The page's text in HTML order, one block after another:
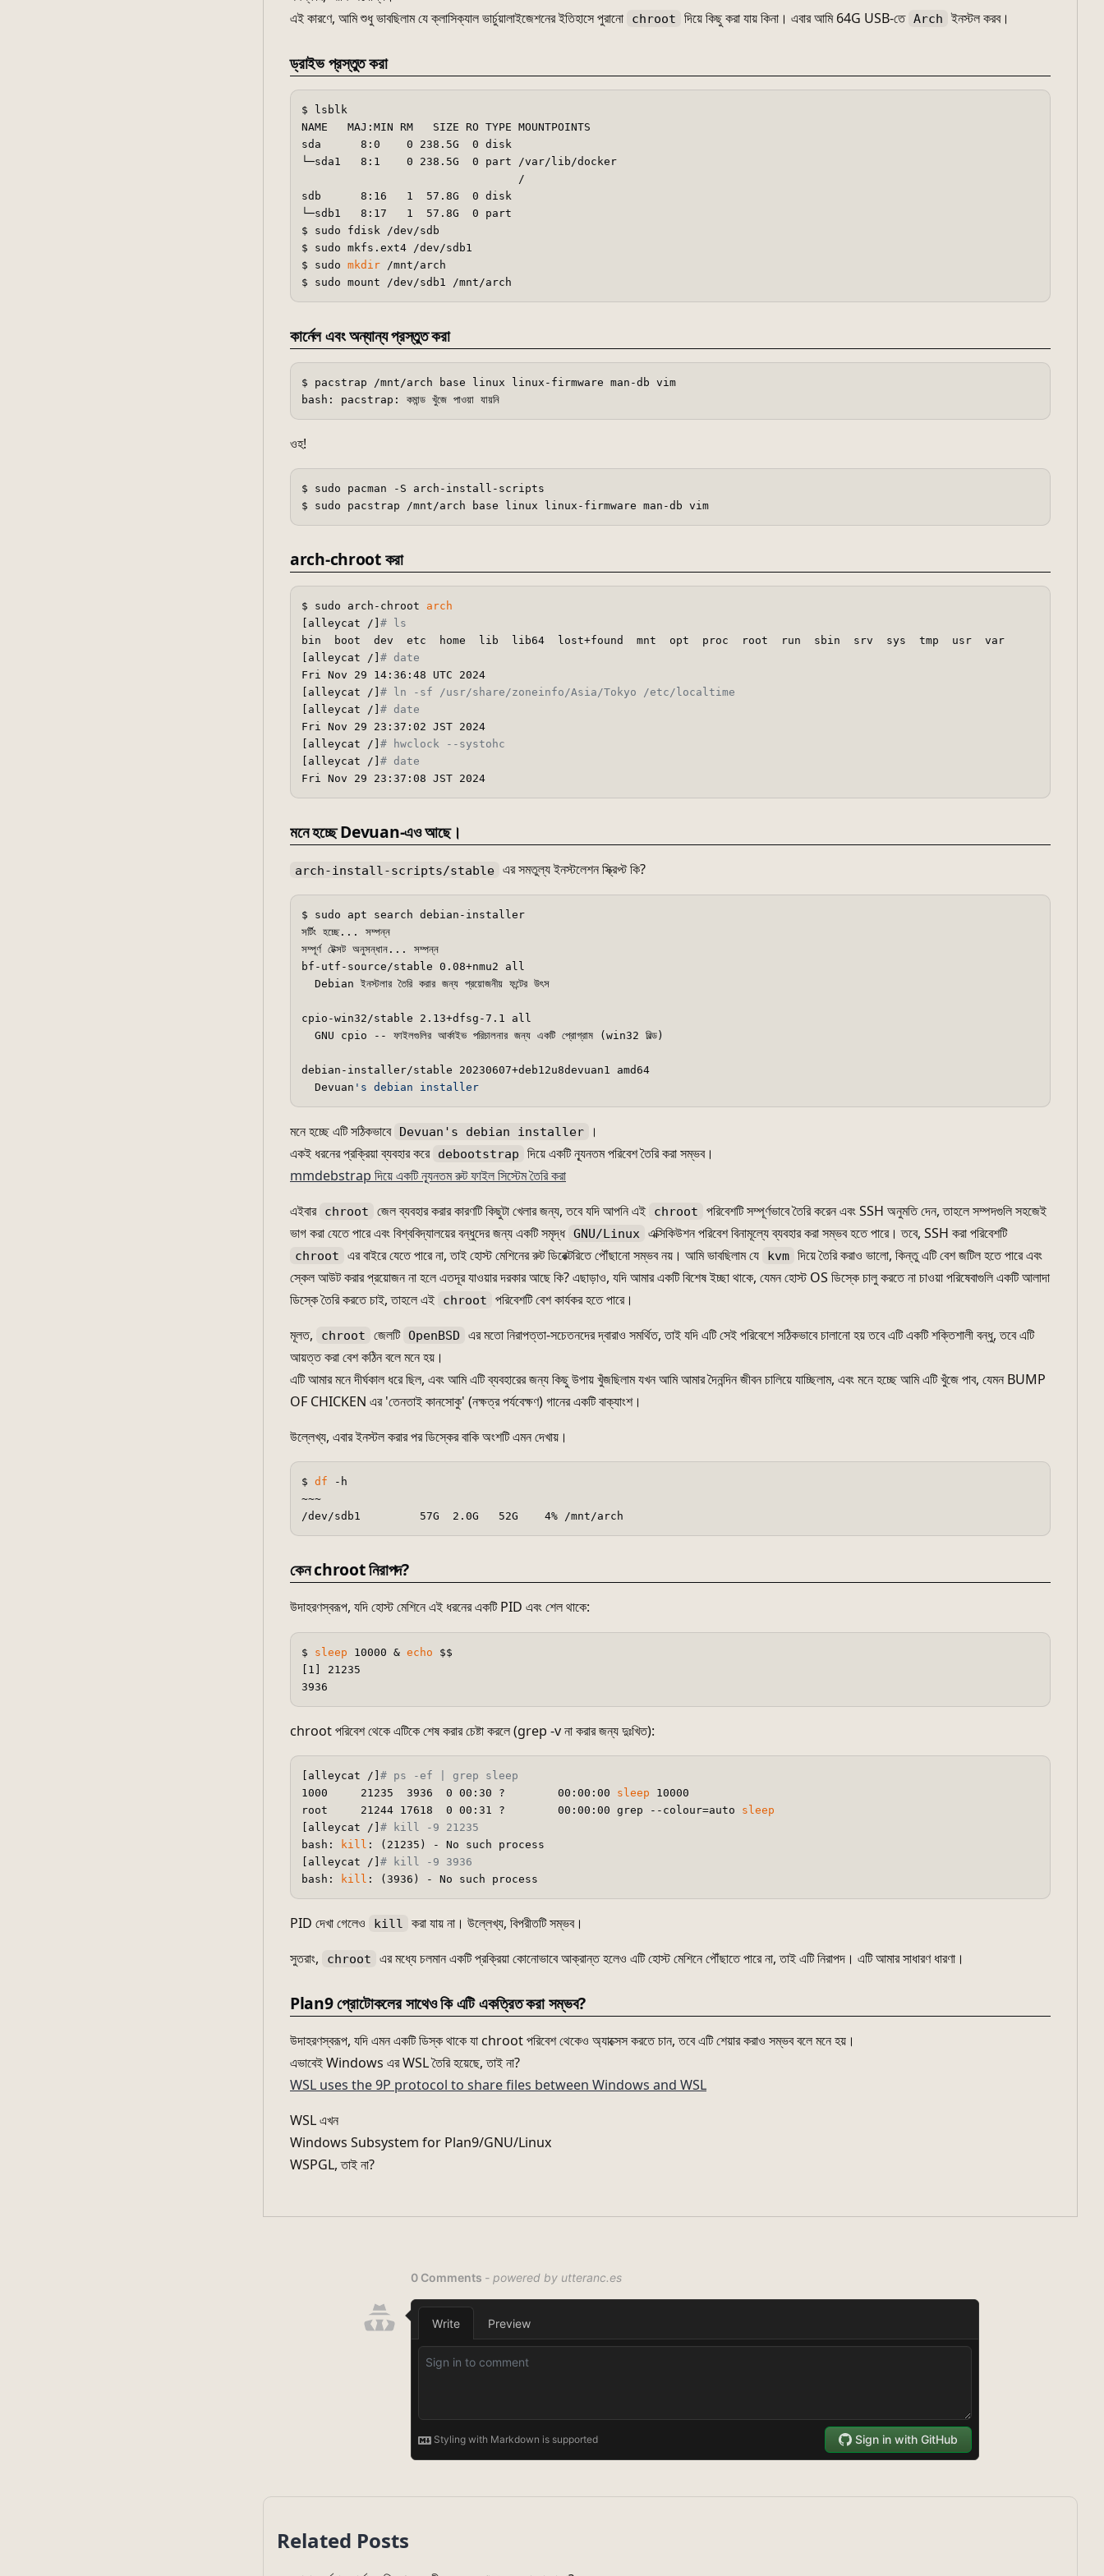
এই কারণে, আমি শুধু ভাবছিলাম যে ক্লাসিক্যাল ভার্চুয়ালাইজেশনের ইতিহাসে পুরানো
chroot দিয়ে কিছু করা যায় কিনা। এবার আমি 64G USB-তে Arch ইনস্টল করব।
ড্রাইভ প্রস্তুত করা
$ lsblk
NAME   MAJ:MIN RM   SIZE RO TYPE MOUNTPOINTS
sda      8:0    0 238.5G  0 disk
└─sda1   8:1    0 238.5G  0 part /var/lib/docker
                                 /
sdb      8:16   1  57.8G  0 disk
└─sdb1   8:17   1  57.8G  0 part
$ sudo fdisk /dev/sdb
$ sudo mkfs.ext4 /dev/sdb1
$ sudo mkdir /mnt/arch
কার্নেল এবং অন্যান্য প্রস্তুত করা
$ pacstrap /mnt/arch base linux linux-firmware man-db vim
ওহ!
$ sudo pacman -S arch-install-scripts
arch-chroot করা
$ sudo arch-chroot arch
[alleycat /]# ls
bin  boot  dev  etc  home  lib  lib64  lost+found  mnt  opt  proc  root  run  sbin  srv  sys  tmp  usr  var
[alleycat /]# date
Fri Nov 29 14:36:48 UTC 2024
[alleycat /]# ln -sf /usr/share/zoneinfo/Asia/Tokyo /etc/localtime
[alleycat /]# date
Fri Nov 29 23:37:02 JST 2024
[alleycat /]# hwclock --systohc
[alleycat /]# date
মনে হচ্ছে Devuan-এও আছে।
arch-install-scripts/stable এর সমতুল্য ইনস্টলেশন স্ক্রিপ্ট কি?
$ sudo apt search debian-installer
সর্টিং হচ্ছে... সম্পন্ন
সম্পূর্ণ টেক্সট অনুসন্ধান... সম্পন্ন
bf-utf-source/stable 0.08+nmu2 all
  Debian ইনস্টলার তৈরি করার জন্য প্রয়োজনীয় ফন্টের উৎস
cpio-win32/stable 2.13+dfsg-7.1 all
  GNU cpio -- ফাইলগুলির আর্কাইভ পরিচালনার জন্য একটি প্রোগ্রাম (win32 বিল্ড)
debian-installer/stable 20230607+deb12u8devuan1 amd64
  Devuan
মনে হচ্ছে এটি সঠিকভাবে Devuan's debian installer
।
একই ধরনের প্রক্রিয়া ব্যবহার করে debootstrap
দিয়ে একটি ন্যূনতম পরিবেশ তৈরি করা সম্ভব।
mmdebstrap দিয়ে একটি ন্যূনতম রুট ফাইল সিস্টেম তৈরি করা
এইবার chroot জেল ব্যবহার করার কারণটি কিছুটা খেলার জন্য, তবে যদি আপনি এই chroot
পরিবেশটি সম্পূর্ণভাবে তৈরি করেন এবং SSH অনুমতি দেন, তাহলে সম্পদগুলি সহজেই
ভাগ করা যেতে পারে এবং বিশ্ববিদ্যালয়ের বন্ধুদের জন্য একটি সমৃদ্ধ GNU/Linux এক্সিকিউশন পরিবেশ বিনামূল্যে ব্যবহার করা সম্ভব হতে পারে। তবে, SSH করা পরিবেশটি
chroot এর বাইরে যেতে পারে না, তাই হোস্ট মেশিনের রুট ডিরেক্টরিতে পৌঁছানো সম্ভব নয়। আমি ভাবছিলাম যে kvm দিয়ে তৈরি করাও ভালো, কিন্তু এটি বেশ জটিল হতে পারে এবং
স্কেল আউট করার প্রয়োজন না হলে এতদূর যাওয়ার দরকার আছে কি? এছাড়াও, যদি আমার একটি বিশেষ ইচ্ছা থাকে, যেমন হোস্ট OS ডিস্কে চালু করতে না চাওয়া পরিষেবাগুলি একটি আলাদা
ডিস্কে তৈরি করতে চাই, তাহলে এই
chroot
পরিবেশটি বেশ কার্যকর হতে পারে।
মূলত,
chroot জেলটি OpenBSD
এর মতো নিরাপত্তা-সচেতনদের দ্বারাও সমর্থিত, তাই যদি এটি সেই পরিবেশে সঠিকভাবে চালানো হয় তবে এটি একটি শক্তিশালী বন্ধু, তবে এটি
আয়ত্ত করা বেশ কঠিন বলে মনে হয়।
এটি আমার মনে দীর্ঘকাল ধরে ছিল, এবং আমি এটি ব্যবহারের জন্য কিছু উপায় খুঁজছিলাম যখন আমি আমার দৈনন্দিন জীবন চালিয়ে যাচ্ছিলাম, এবং মনে হচ্ছে আমি এটি খুঁজে পাব, যেমন BUMP
OF CHICKEN এর 'তেনতাই কানসোকু' (নক্ষত্র পর্যবেক্ষণ) গানের একটি বাক্যাংশ।
উল্লেখ্য, এবার ইনস্টল করার পর ডিস্কের বাকি অংশটি এমন দেখায়।
$ df -h
~~~
কেন chroot নিরাপদ?
উদাহরণস্বরূপ, যদি হোস্ট মেশিনে এই ধরনের একটি PID এবং শেল থাকে:
$ sleep 10000 & echo $$
[1] 21235
chroot পরিবেশ থেকে এটিকে শেষ করার চেষ্টা করলে (grep -v না করার জন্য দুঃখিত):
[alleycat /]# ps -ef | grep sleep
1000     21235  3936  0 00:30 ?        00:00:00 sleep 10000
root     21244 17618  0 00:31 ?        00:00:00 grep --colour=auto sleep
[alleycat /]# kill -9 21235
bash:
kill : (21235) - No such process
[alleycat /]# kill -9 3936
bash:
kill
PID দেখা গেলেও kill
করা যায় না। উল্লেখ্য, বিপরীতটি সম্ভব।
সুতরাং,
chroot এর মধ্যে চলমান একটি প্রক্রিয়া কোনোভাবে আক্রান্ত হলেও এটি হোস্ট মেশিনে পৌঁছাতে পারে না, তাই এটি নিরাপদ। এটি আমার সাধারণ ধারণা।
Plan9 প্রোটোকলের সাথেও কি এটি একত্রিত করা সম্ভব?
উদাহরণস্বরূপ, যদি এমন একটি ডিস্ক থাকে যা chroot পরিবেশ থেকেও অ্যাক্সেস করতে চান, তবে এটি শেয়ার করাও সম্ভব বলে মনে হয়।
এভাবেই Windows এর WSL তৈরি হয়েছে, তাই না?
WSL uses the 9P protocol to share files between Windows and WSL
WSL এখন
Windows Subsystem for Plan9/GNU/Linux
WSPGL, তাই না?
Related Posts